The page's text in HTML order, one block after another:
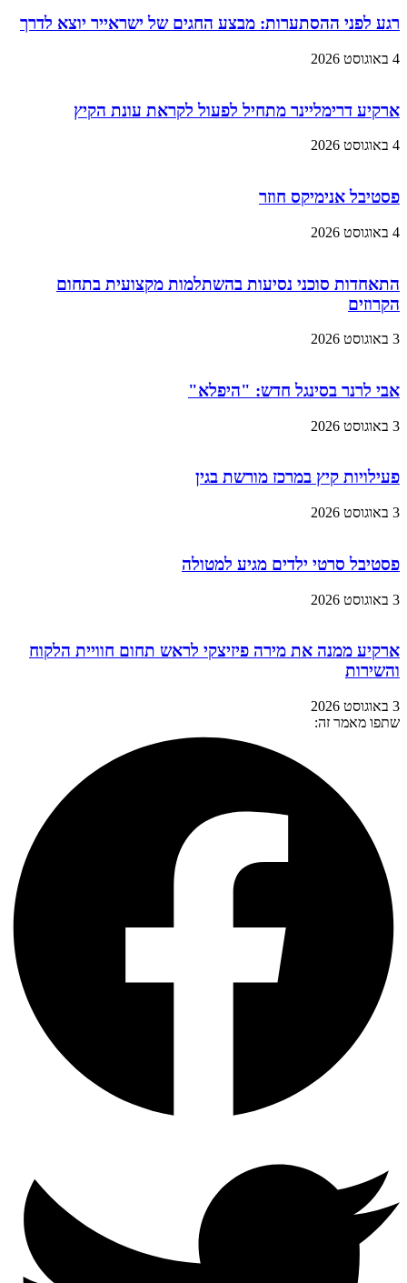
רגע לפני ההסתערות: מבצע החגים של ישראייר יוצא לדרך
4 באוגוסט 2026
ארקיע דרימליינר מתחיל לפעול לקראת עונת הקיץ
4 באוגוסט 2026
פסטיבל אנימיקס חוזר
4 באוגוסט 2026
התאחדות סוכני נסיעות בהשתלמות מקצועית בתחום
הקרוזים
3 באוגוסט 2026
אבי לרנר בסינגל חדש: "היפלא"
3 באוגוסט 2026
פעילויות קיץ במרכז מורשת בגין
3 באוגוסט 2026
פסטיבל סרטי ילדים מגיע למטולה
3 באוגוסט 2026
ארקיע ממנה את מירה פיזיצקי לראש תחום חוויית הלקוח
והשירות
3 באוגוסט 2026
שתפו מאמר זה: